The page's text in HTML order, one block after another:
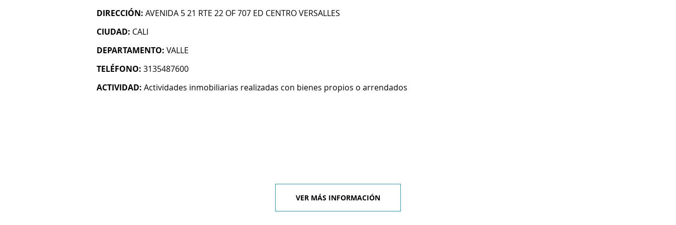
DIRECCIÓN: AVENIDA 5 21 RTE 22 OF 707 ED CENTRO VERSALLES
CIUDAD: CALI
DEPARTAMENTO: VALLE
TELÉFONO: 3135487600
ACTIVIDAD: Actividades inmobiliarias realizadas con bienes propios o arrendados
VER MÁS INFORMACIÓN